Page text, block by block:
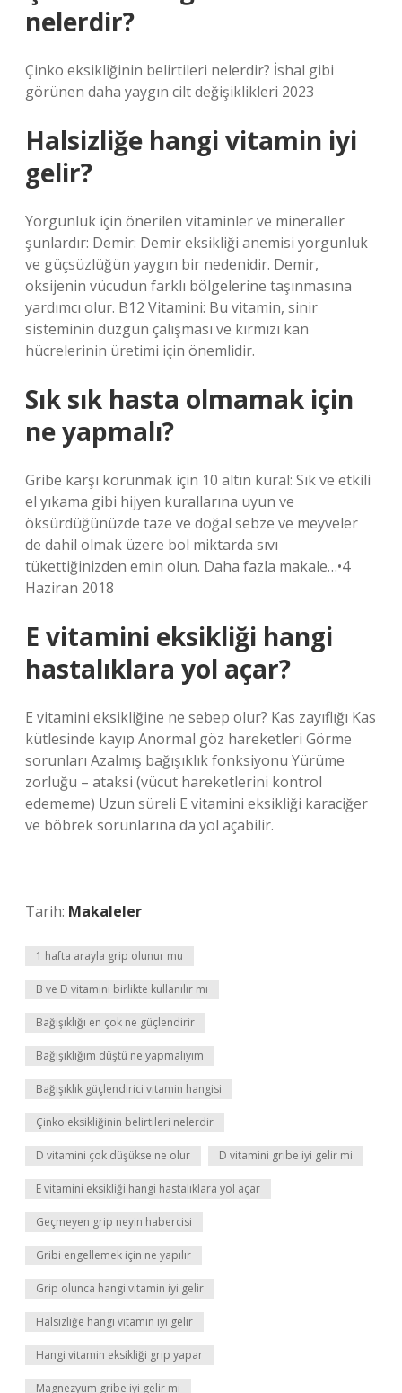
nelerdir?
Çinko eksikliğinin belirtileri nelerdir? İshal gibi
görünen daha yaygın cilt değişiklikleri 2023
Halsizliğe hangi vitamin iyi
gelir?
Yorgunluk için önerilen vitaminler ve mineraller
şunlardır: Demir: Demir eksikliği anemisi yorgunluk
ve güçsüzlüğün yaygın bir nedenidir. Demir,
oksijenin vücudun farklı bölgelerine taşınmasına
yardımcı olur. B12 Vitamini: Bu vitamin, sinir
sisteminin düzgün çalışması ve kırmızı kan
hücrelerinin üretimi için önemlidir.
Sık sık hasta olmamak için
ne yapmalı?
Gribe karşı korunmak için 10 altın kural: Sık ve etkili
el yıkama gibi hijyen kurallarına uyun ve
öksürdüğünüzde taze ve doğal sebze ve meyveler
de dahil olmak üzere bol miktarda sıvı
tükettiğinizden emin olun. Daha fazla makale…•4
Haziran 2018
E vitamini eksikliği hangi
hastalıklara yol açar?
E vitamini eksikliğine ne sebep olur? Kas zayıflığı Kas
kütlesinde kayıp Anormal göz hareketleri Görme
sorunları Azalmış bağışıklık fonksiyonu Yürüme
zorluğu – ataksi (vücut hareketlerini kontrol
edememe) Uzun süreli E vitamini eksikliği karaciğer
ve böbrek sorunlarına da yol açabilir.
Tarih: Makaleler
1 hafta arayla grip olunur mu
B ve D vitamini birlikte kullanılır mı
Bağışıklığı en çok ne güçlendirir
Bağışıklığım düştü ne yapmalıyım
Bağışıklık güçlendirici vitamin hangisi
Çinko eksikliğinin belirtileri nelerdir
D vitamini çok düşükse ne olur D vitamini gribe iyi gelir mi
E vitamini eksikliği hangi hastalıklara yol açar
Geçmeyen grip neyin habercisi
Gribi engellemek için ne yapılır
Grip olunca hangi vitamin iyi gelir
Halsizliğe hangi vitamin iyi gelir
Hangi vitamin eksikliği grip yapar
Magnezyum gribe iyi gelir mi